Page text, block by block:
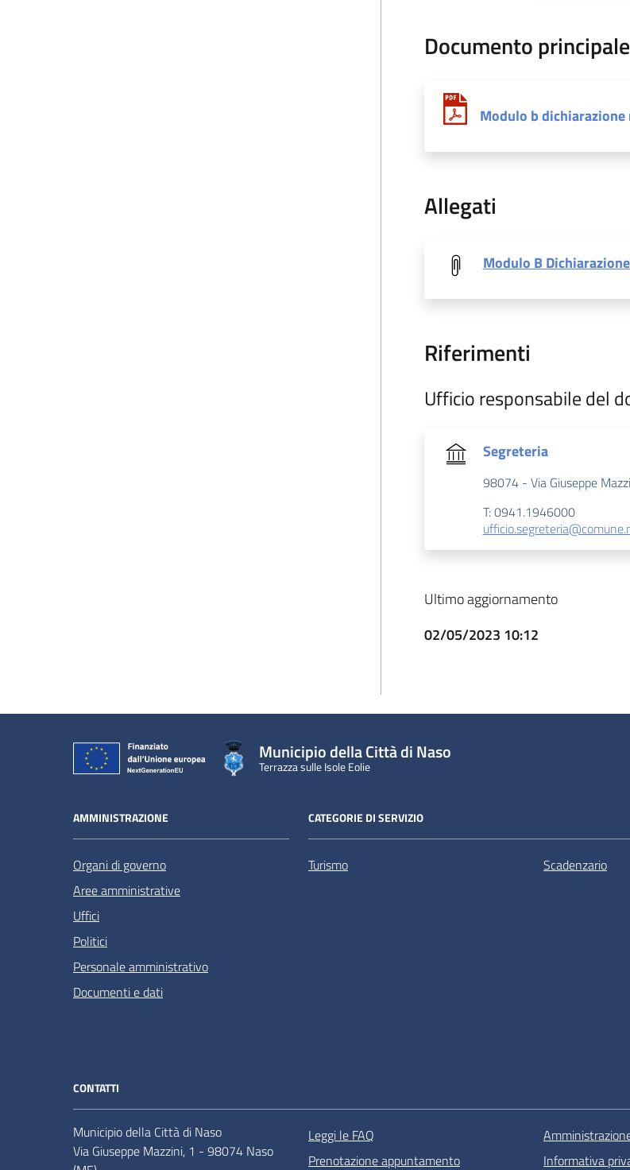
Documento
Modulo b
Allegati
Modulo B
Riferimenti
Ufficio responsabile del
Segreteria
98074 - Via Giuseppe
T: 0941.1946000
Ultimo aggiornamento
02/05/2023 10:12
Municipio della Città di Naso
Terrazza sulle Isole Eolie
AMMINISTRAZIONE
Organi di governo
Aree amministrative
Uffici
Politici
Personale amministrativo
Documenti e dati
CATEGORIE DI SERVIZIO
Turismo Scadenzario
CONTATTI
Municipio della Città di Naso
Via Giuseppe Mazzini, 1 - 98074 Naso
Leggi le FAQ
Prenotazione appuntamento
Informativa